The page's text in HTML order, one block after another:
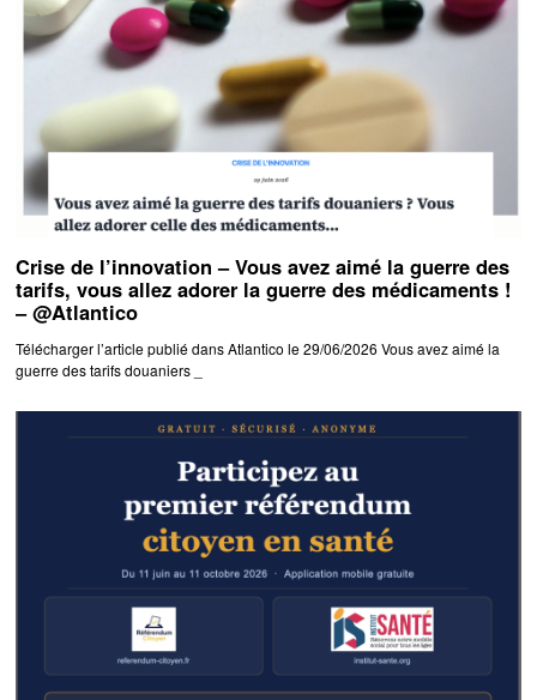
Crise de l’innovation – Vous avez aimé la guerre des
tarifs, vous allez adorer la guerre des médicaments !
– @Atlantico
Télécharger l’article publié dans Atlantico le 29/06/2026 Vous avez aimé la
guerre des tarifs douaniers _